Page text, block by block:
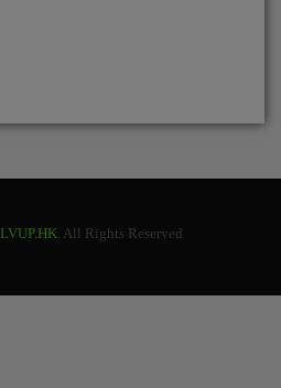
LVUP.HK . All Rights Reserved